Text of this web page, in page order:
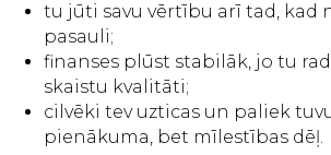
tu jūti savu vērtību arī tad, kad
pasauli;
finanses plūst stabilāk, jo tu
skaistu kvalitāti;
cilvēki tev uzticas un paliek
pienākuma, bet mīlestības dēļ.